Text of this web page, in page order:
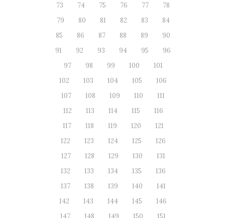
73
74 75 76 77
78
79
80 81 82 83
84
85
86 87 88 89
90
91
92 93 94 95
96
97
98 99 100
101
102
103 104 105
106
107
108 109 110
111
112
113 114 115
116
117
118 119 120
121
122
123 124 125
126
127
128 129 130
131
132
133 134 135
136
137
138 139 140
141
142
143 144 145
146
147
148 149 150
151